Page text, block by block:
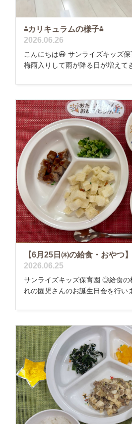
⁂カリキュラムの様子⁂
2026.06.26
こんにちは😃 サンライズキッズ
梅雨入りして雨が降る日が増えて
【6月25日㈭の給食・おやつ
2026.06.25
サンライズキッズ保育園 ◎給食の
れの園児さんのお誕生日会を行い